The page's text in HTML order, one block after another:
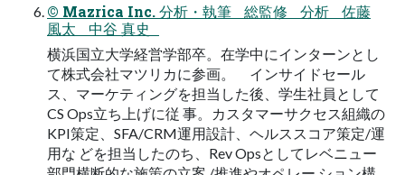
© Mazrica Inc. 分析・執筆 総監修 分析 佐藤
風太 中谷 真史
横浜国立大学経営学部卒。在学中にインターンとし
て株式会社マツリカに参画。 インサイドセール
ス、マーケティングを担当した後、学生社員として
CS Ops立ち上げに従 事。カスタマーサクセス組織の
KPI策定、SFA/CRM運用設計、ヘルススコア策定/運
用な どを担当したのち、Rev Opsとしてレベニュー